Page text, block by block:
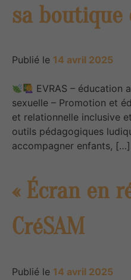
sa boutique
Publié le 14 avril 2025
EVRAS – éducation
sexuelle – Promotion et
et relationnelle inclusive
outils pédagogiques
accompagner enfants, […]
« Écran en
CréSAM
Publié le 14 avril 2025